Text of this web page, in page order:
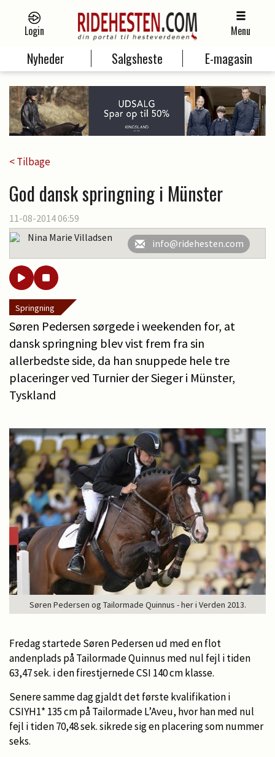
Login Menu
Nyheder Salgsheste E-magasin
< Tilbage
God dansk springning i Münster
11-08-2014 06:59
Nina Marie Villadsen
info@ridehesten.com
Springning
Søren Pedersen sørgede i weekenden for, at
dansk springning blev vist frem fra sin
allerbedste side, da han snuppede hele tre
placeringer ved Turnier der Sieger i Münster,
Tyskland
Søren Pedersen og Tailormade Quinnus - her i Verden 2013.
Fredag startede Søren Pedersen ud med en flot
andenplads på Tailormade Quinnus med nul fejl i tiden
63,47 sek. i den firestjernede CSI 140 cm klasse.
Senere samme dag gjaldt det første kvalifikation i
CSIYH1* 135 cm på Tailormade L’Aveu, hvor han med nul
fejl i tiden 70,48 sek. sikrede sig en placering som nummer
seks.